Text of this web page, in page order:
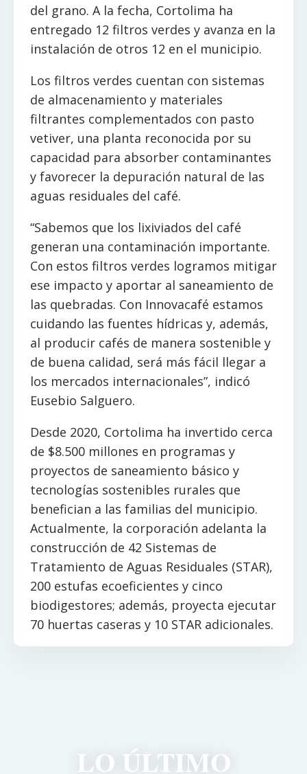
del grano. A la fecha, Cortolima ha
entregado 12 filtros verdes y avanza en la
instalación de otros 12 en el municipio.
Los filtros verdes cuentan con sistemas
de almacenamiento y materiales
filtrantes complementados con pasto
vetiver, una planta reconocida por su
capacidad para absorber contaminantes
y favorecer la depuración natural de las
aguas residuales del café.
“Sabemos que los lixiviados del café
generan una contaminación importante.
Con estos filtros verdes logramos mitigar
ese impacto y aportar al saneamiento de
las quebradas. Con Innovacafé estamos
cuidando las fuentes hídricas y, además,
al producir cafés de manera sostenible y
de buena calidad, será más fácil llegar a
los mercados internacionales”, indicó
Eusebio Salguero.
Desde 2020, Cortolima ha invertido cerca
de $8.500 millones en programas y
proyectos de saneamiento básico y
tecnologías sostenibles rurales que
benefician a las familias del municipio.
Actualmente, la corporación adelanta la
construcción de 42 Sistemas de
Tratamiento de Aguas Residuales (STAR),
200 estufas ecoeficientes y cinco
biodigestores; además, proyecta ejecutar
70 huertas caseras y 10 STAR adicionales.
LO ÚLTIMO